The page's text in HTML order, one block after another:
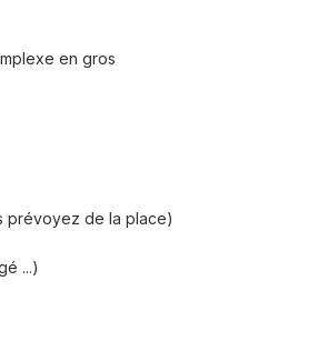
en gros
prévoyez de la place)
...)